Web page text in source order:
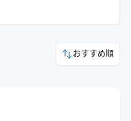
おすすめ順